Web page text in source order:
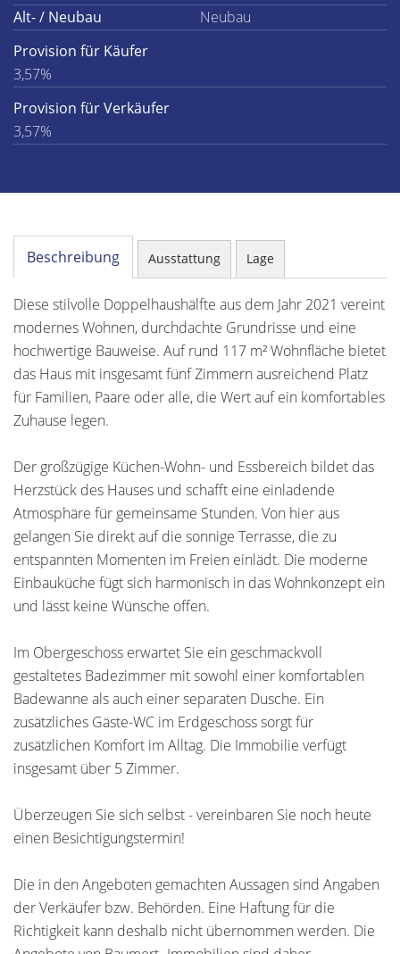
Alt- / Neubau
Neubau
Provision für Käufer
3,57%
Provision für Verkäufer
3,57%
Beschreibung Ausstattung Lage
Diese stilvolle Doppelhaushälfte aus dem Jahr 2021 vereint
modernes Wohnen, durchdachte Grundrisse und eine
hochwertige Bauweise. Auf rund 117 m² Wohnfläche bietet
das Haus mit insgesamt fünf Zimmern ausreichend Platz
für Familien, Paare oder alle, die Wert auf ein komfortables
Zuhause legen.
Der großzügige Küchen-Wohn- und Essbereich bildet das
Herzstück des Hauses und schafft eine einladende
Atmosphäre für gemeinsame Stunden. Von hier aus
gelangen Sie direkt auf die sonnige Terrasse, die zu
entspannten Momenten im Freien einlädt. Die moderne
Einbauküche fügt sich harmonisch in das Wohnkonzept ein
und lässt keine Wünsche offen.
Im Obergeschoss erwartet Sie ein geschmackvoll
gestaltetes Badezimmer mit sowohl einer komfortablen
Badewanne als auch einer separaten Dusche. Ein
zusätzliches Gäste-WC im Erdgeschoss sorgt für
zusätzlichen Komfort im Alltag. Die Immobilie verfügt
insgesamt über 5 Zimmer.
Überzeugen Sie sich selbst - vereinbaren Sie noch heute
einen Besichtigungstermin!
Die in den Angeboten gemachten Aussagen sind Angaben
der Verkäufer bzw. Behörden. Eine Haftung für die
Richtigkeit kann deshalb nicht übernommen werden. Die